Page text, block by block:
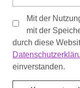
Mit der
mit der
durch diese
einverstanden.